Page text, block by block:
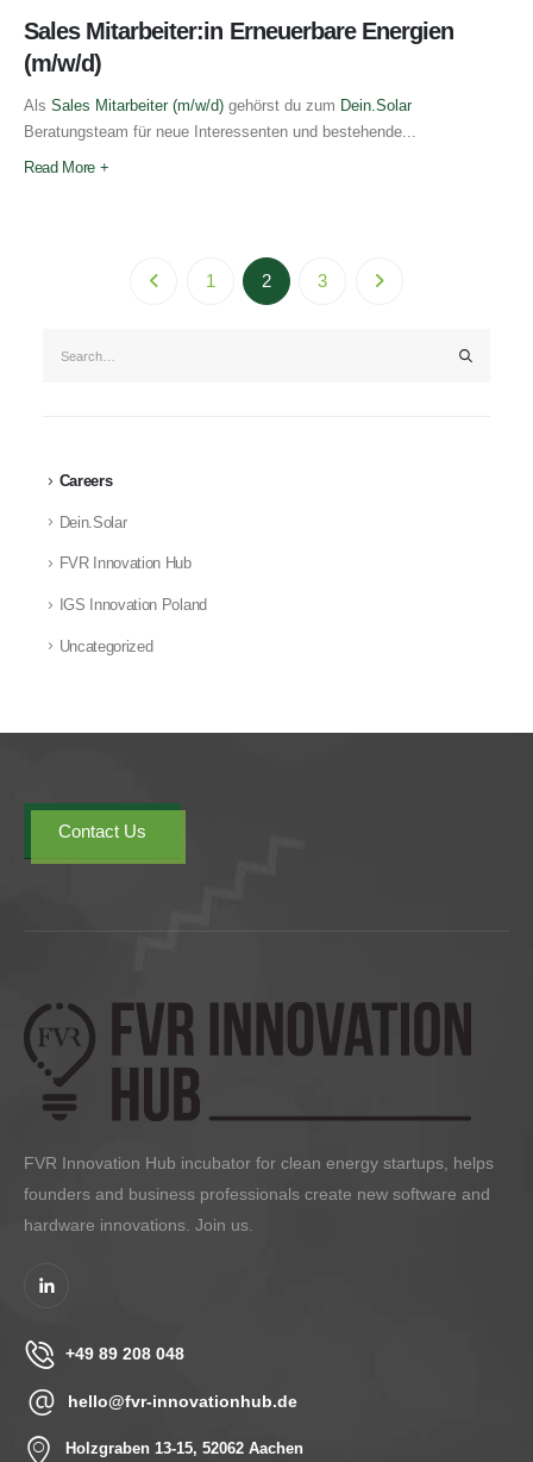
Sales Mitarbeiter:in Erneuerbare Energien
(m/w/d)
Als Sales Mitarbeiter (m/w/d) gehörst du zum Dein.Solar
Beratungsteam für neue Interessenten und bestehende...
Read More +
1 2 3
Careers
Dein.Solar
FVR Innovation Hub
IGS Innovation Poland
Uncategorized
Contact Us
FVR Innovation Hub incubator for clean energy startups, helps
founders and business professionals create new software and
hardware innovations. Join us.
+49 89 208 048
hello@fvr-innovationhub.de
Holzgraben 13-15, 52062 Aachen